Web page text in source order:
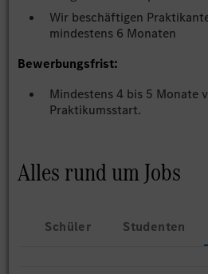
Wir beschäftigen
mindestens 6 Monaten
Bewerbungsfrist:
Mindestens 4 bis 5 Monate
Praktikumsstart.
Alles rund um Jobs
Schüler Studenten